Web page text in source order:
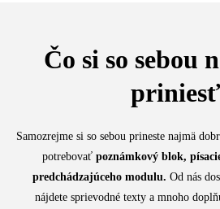
Čo si so sebou
Samozrejme si so sebou prineste najmä
potrebovať poznámkový blok,
predchádzajúceho modulu. Od nás
nájdete sprievodné texty a mnoho